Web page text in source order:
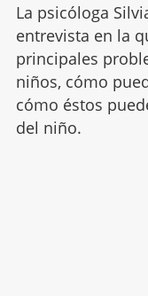
La psicóloga
entrevista en la
principales
niños, cómo
cómo éstos
del niño.